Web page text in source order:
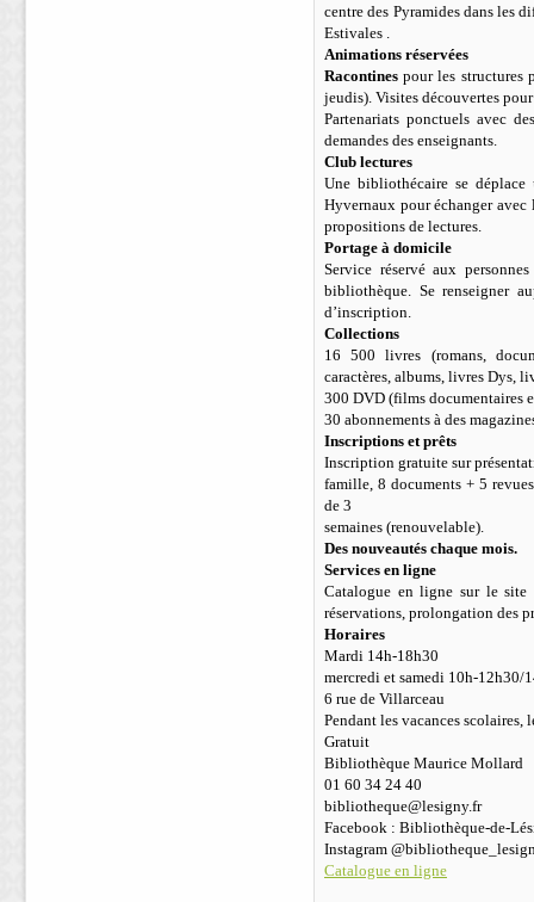
centre des Pyramides dans les
Estivales .
Animations réservées
Racontines pour les structures
jeudis). Visites découvertes
Partenariats ponctuels avec
demandes des enseignants.
Club lectures
Une bibliothécaire se
Hyvernaux pour échanger avec
propositions de lectures.
Portage à domicile
Service réservé aux
bibliothèque. Se renseigner
d’inscription.
Collections
16 500 livres (romans,
caractères, albums, livres Dys,
300 DVD (films documentaires
30 abonnements à des
Inscriptions et prêts
Inscription gratuite sur
famille, 8 documents + 5
de 3
semaines (renouvelable).
Des nouveautés chaque mois.
Services en ligne
Catalogue en ligne sur le
réservations, prolongation des
Horaires
Mardi 14h-18h30
mercredi et samedi 10h-12h30/
6 rue de Villarceau
Pendant les vacances scolaires,
Gratuit
Bibliothèque Maurice Mollard
01 60 34 24 40
bibliotheque@lesigny.fr
Facebook : Bibliothèque-de-
Instagram
Catalogue en ligne